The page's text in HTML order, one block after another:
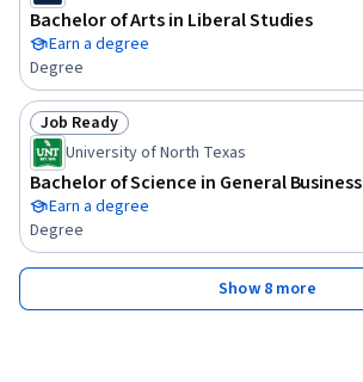
Bachelor of Arts in Liberal Studies
Earn a degree
Degree
Status: Job Ready
Job Ready
University of North Texas
Bachelor of Science in General Business
Earn a degree
Degree
Show 8 more